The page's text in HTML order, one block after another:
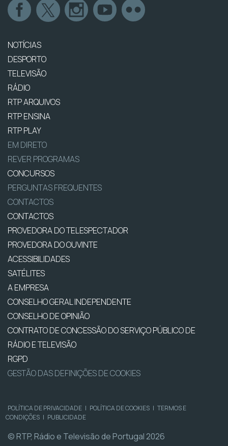
NOTÍCIAS
DESPORTO
TELEVISÃO
RÁDIO
RTP ARQUIVOS
RTP ENSINA
RTP PLAY
EM DIRETO
REVER PROGRAMAS
CONCURSOS
PERGUNTAS FREQUENTES
CONTACTOS
CONTACTOS
PROVEDORA DO TELESPECTADOR
PROVEDORA DO OUVINTE
ACESSIBILIDADES
SATÉLITES
A EMPRESA
CONSELHO GERAL INDEPENDENTE
CONSELHO DE OPINIÃO
CONTRATO DE CONCESSÃO DO SERVIÇO PÚBLICO DE
RÁDIO E TELEVISÃO
RGPD
GESTÃO DAS DEFINIÇÕES DE COOKIES
POLÍTICA DE PRIVACIDADE | POLÍTICA DE COOKIES | TERMOS E
CONDIÇÕES | PUBLICIDADE
© RTP, Rádio e Televisão de Portugal 2026